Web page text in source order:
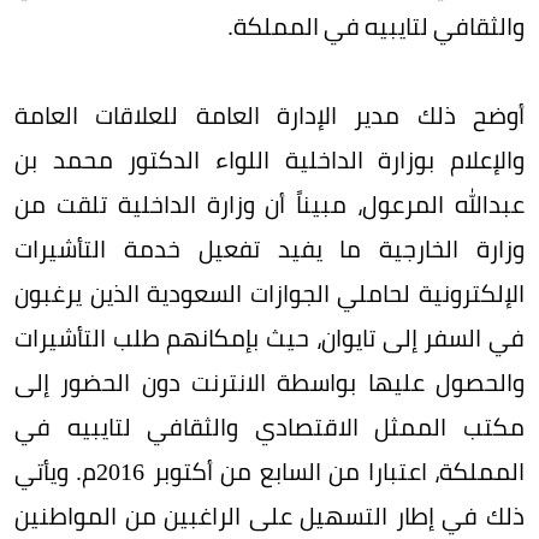
والثقافي لتايبيه في المملكة.
أوضح ذلك مدير الإدارة العامة للعلاقات العامة
والإعلام بوزارة الداخلية اللواء الدكتور محمد بن
عبدالله المرعول، مبيناً أن وزارة الداخلية تلقت من
وزارة الخارجية ما يفيد تفعيل خدمة التأشيرات
الإلكترونية لحاملي الجوازات السعودية الذين يرغبون
في السفر إلى تايوان، حيث بإمكانهم طلب التأشيرات
والحصول عليها بواسطة الانترنت دون الحضور إلى
مكتب الممثل الاقتصادي والثقافي لتايبيه في
المملكة، اعتبارا من السابع من أكتوبر 2016م. ويأتي
ذلك في إطار التسهيل على الراغبين من المواطنين